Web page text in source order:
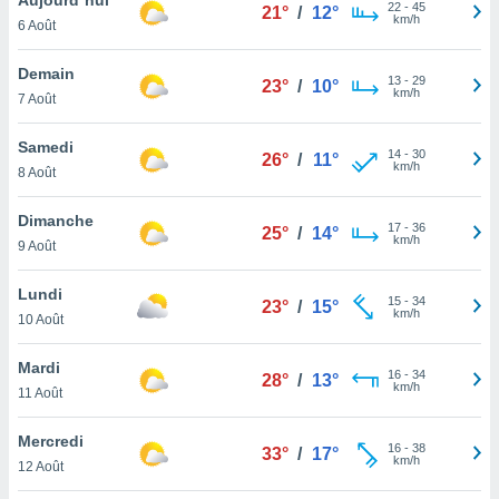
et
»,
au
vous
qu'ils
ou
le
ainsi
un
la
du
6 Août
21° / 12° 22- 45
km/h
Demain
7 Août
23° / 10° 13- 29
km/h
Samedi
8 Août
26° / 11° 14- 30
km/h
Dimanche
9 Août
25° / 14° 17- 36
km/h
Lundi
10 Août
23° / 15° 15- 34
km/h
Mardi
11 Août
28° / 13° 16- 34
km/h
Mercredi
12 Août
33° / 17° 16- 38
km/h